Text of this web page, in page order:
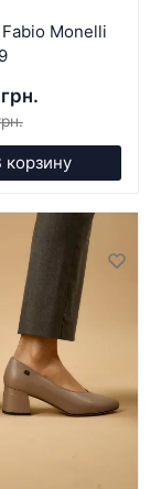
Monelli
корзину